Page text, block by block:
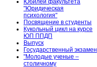
Юбилей факультета
"Юридическая
психология"
Посвящение в студенты
Кукольный цикл на курсе
ЮП ППДП
Выпуск
Государственный экзамен
"Молодые ученые –
столичному